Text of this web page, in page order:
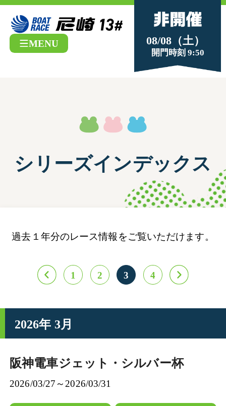
08/08（土）
開門時刻 9:50
MENU
シリーズインデックス
過去１年分のレース情報をご覧いただけます。
1 2 3 4
2026年 3月
阪神電車ジェット・シルバー杯
2026/03/27～2026/03/31